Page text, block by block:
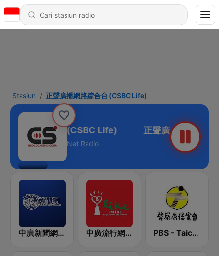
Stasiun 正聲廣播網路綜合台 (CSBC Life)
播網路綜合台 (CSBC Life)
Net Radio
中廣新聞網 BCC News Radio 中廣流行網 I like radio PBS - Taichung Sub-Station